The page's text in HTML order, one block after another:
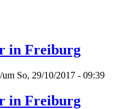
in Freiburg
um So, 29/10/2017 - 09:39
in Freiburg